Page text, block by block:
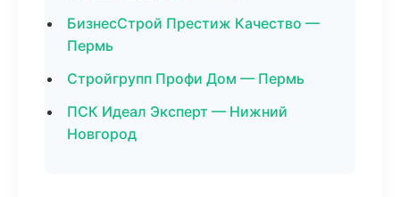
БизнесСтрой Престиж Качество —
Пермь
Стройгрупп Профи Дом — Пермь
ПСК Идеал Эксперт — Нижний
Новгород